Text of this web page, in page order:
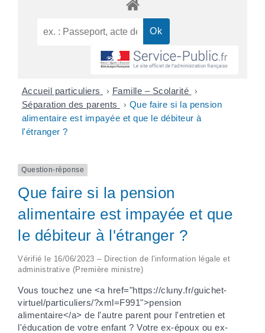
Accueil particuliers > Famille – Scolarité >
Séparation des parents > Que faire si la pension
alimentaire est impayée et que le débiteur à
l'étranger ?
Question-réponse
Que faire si la pension
alimentaire est impayée et que
le débiteur à l'étranger ?
Vérifié le 16/06/2023 – Direction de l'information légale et
administrative (Première ministre)
Vous touchez une <a href="https://cluny.fr/guichet-
virtuel/particuliers/?xml=F991">pension
alimentaire</a> de l'autre parent pour l'entretien et
l'éducation de votre enfant ? Votre ex-époux ou ex-